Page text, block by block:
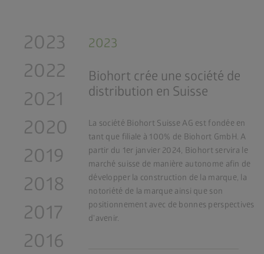
2023
Biohort crée une société de
distribution en Suisse
La société Biohort Suisse AG est fondée en
tant que filiale à 100% de Biohort GmbH. A
partir du 1er janvier 2024, Biohort servira le
marché suisse de manière autonome afin de
développer la construction de la marque, la
notoriété de la marque ainsi que son
positionnement avec de bonnes perspectives
d'avenir.
2023
2022
2021
2020
2019
2018
2017
2016